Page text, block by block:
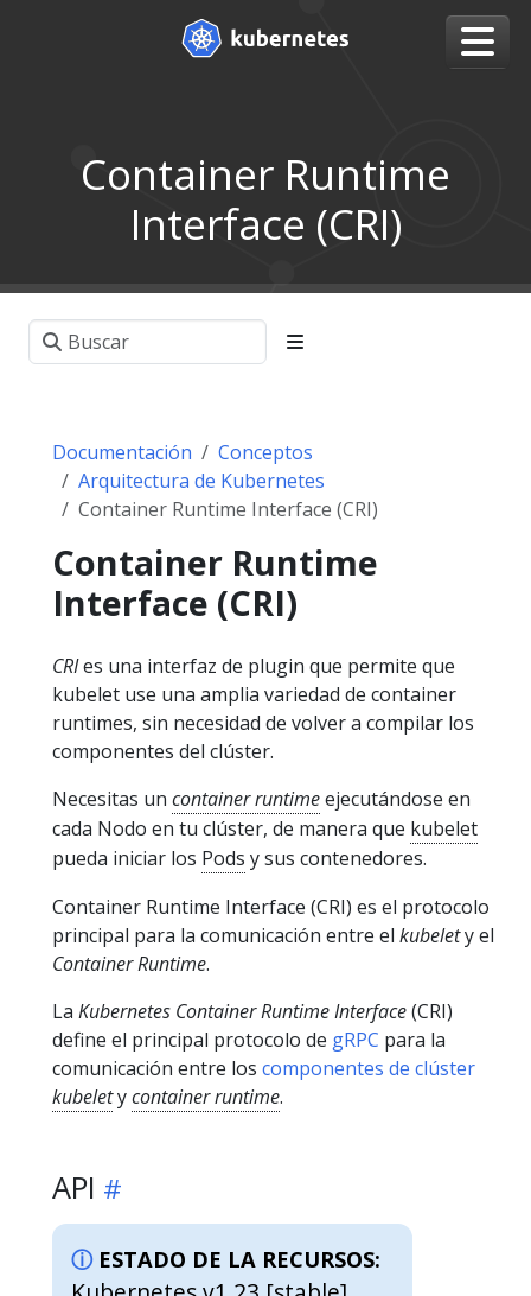
Container Runtime
Interface (CRI)
Documentación
Conceptos
Arquitectura de Kubernetes
Container Runtime Interface (CRI)
Container Runtime
Interface (CRI)
CRIes una interfaz de plugin que permite que
kubelet use una amplia variedad de container
runtimes, sin necesidad de volver a compilar los
componentes del clúster.
Necesitas un container runtimeejecutándose en
cada Nodo en tu clúster, de manera que kubelet
pueda iniciar los Pods y sus contenedores.
Container Runtime Interface (CRI) es el protocolo
principal para la comunicación entre el kubelety el
Container Runtime.
La Kubernetes Container Runtime Interface(CRI)
define el principal protocolo de gRPC para la
comunicación entre los componentes de clúster
kubeletycontainer runtime.
API
ESTADO DE LA RECURSOS: